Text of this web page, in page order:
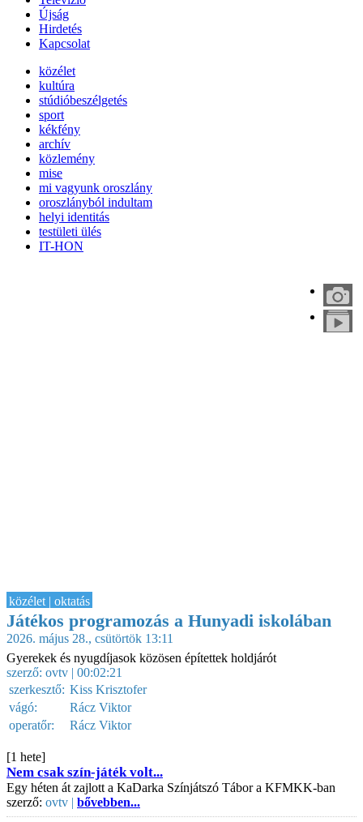
Újság
Hirdetés
Kapcsolat
közélet
kultúra
stúdióbeszélgetés
sport
kékfény
archív
közlemény
mise
mi vagyunk oroszlány
oroszlányból indultam
helyi identitás
testületi ülés
IT-HON
közélet | oktatás
Játékos programozás a Hunyadi iskolában
2026. május 28., csütörtök 13:11
Gyerekek és nyugdíjasok közösen építettek holdjárót
szerző: ovtv | 00:02:21
szerkesztő: Kiss Krisztofer
vágó:
Rácz Viktor
operatőr:
Rácz Viktor
[1 hete]
Nem csak szín-játék volt...
Egy héten át zajlott a KaDarka Színjátszó Tábor a KFMKK-ban
szerző: ovtv | bővebben...